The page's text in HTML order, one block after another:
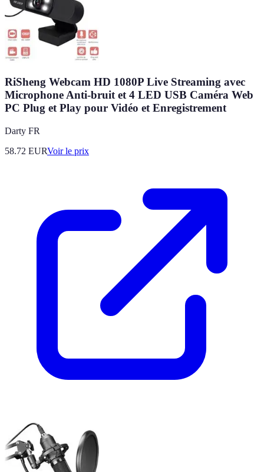
RiSheng Webcam HD 1080P Live Streaming avec
Microphone Anti-bruit et 4 LED USB Caméra Web
PC Plug et Play pour Vidéo et Enregistrement
Darty FR
58.72 EURVoir le prix